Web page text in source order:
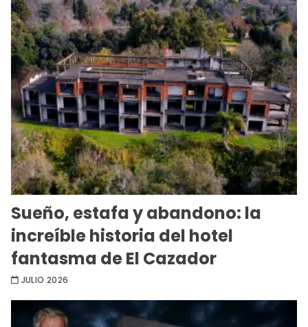
Sueño, estafa y abandono: la
increíble historia del hotel
fantasma de El Cazador
JULIO 2026